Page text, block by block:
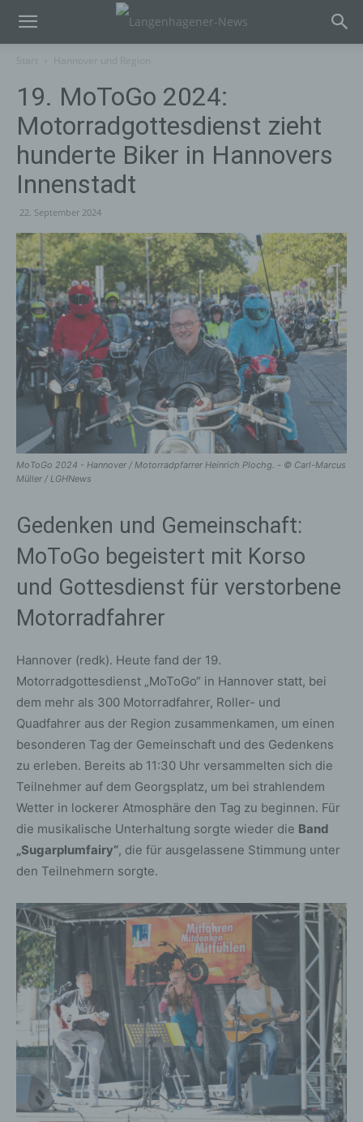
19. MoToGo 2024:
Motorradgottesdienst zieht
hunderte Biker in Hannovers
Innenstadt
22. September 2024
MoToGo 2024 - Hannover / Motorradpfarrer Heinrich Plochg. - © Carl-Marcus
Müller / LGHNews
Gedenken und Gemeinschaft:
MoToGo begeistert mit Korso
und Gottesdienst für verstorbene
Motorradfahrer
Hannover (redk). Heute fand der 19.
Motorradgottesdienst „MoToGo“ in Hannover statt, bei
dem mehr als 300 Motorradfahrer, Roller- und
Quadfahrer aus der Region zusammenkamen, um einen
besonderen Tag der Gemeinschaft und des Gedenkens
zu erleben. Bereits ab 11:30 Uhr versammelten sich die
Teilnehmer auf dem Georgsplatz, um bei strahlendem
Wetter in lockerer Atmosphäre den Tag zu beginnen. Für
die musikalische Unterhaltung sorgte wieder die Band
„Sugarplumfairy“, die für ausgelassene Stimmung unter
den Teilnehmern sorgte.